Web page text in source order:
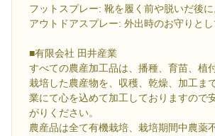
フットスプレー: 靴を履く前や脱いだ後に
アウトドアスプレー: 外出時のお守りとし
■有限会社 田井産業
すべての農産加工品は、播種、育苗、植
栽培した農産物を、収穫、乾燥、加工ま
業にて心を込めて加工しておりますので
がりください。
農産品は全て有機栽培、栽培期間中農薬